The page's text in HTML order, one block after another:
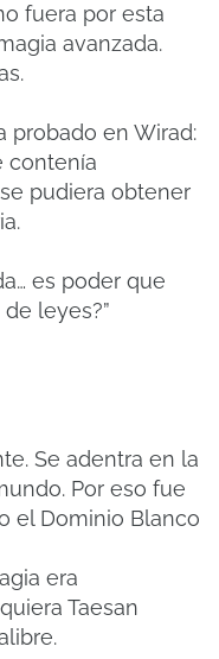
fuera por esta
avanzada.
probado en Wirad:
contenía
pudiera obtener
es poder que
leyes?”
Se adentra en la
Por eso fue
el Dominio Blanco
era
Taesan